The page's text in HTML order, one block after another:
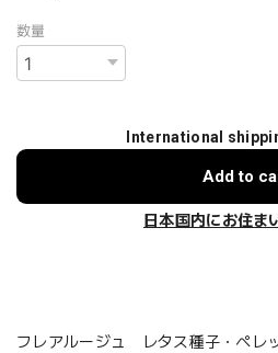
数量
International
Add to
日本国内にお住ま
フレアルージュ レタス種子・ペレ